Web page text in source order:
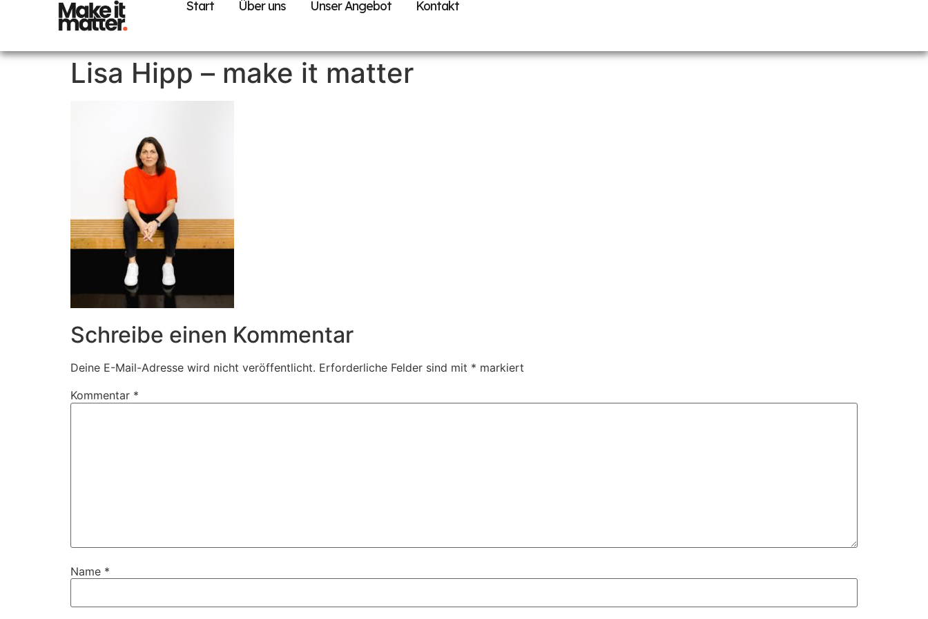
Start Über uns Unser Angebot Kontakt
Lisa Hipp – make it matter
Schreibe einen Kommentar
Deine E-Mail-Adresse wird nicht veröffentlicht. Erforderliche Felder sind mit * markiert
Kommentar *
Name *